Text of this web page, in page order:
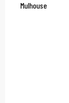
Mulhouse